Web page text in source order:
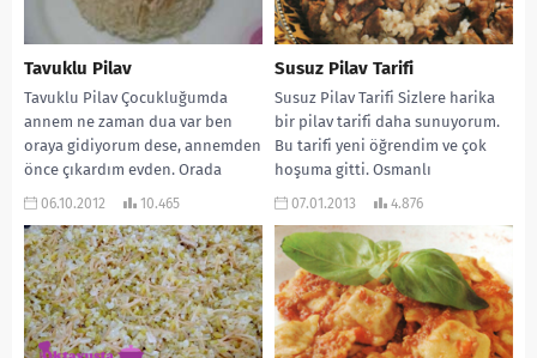
Tavuklu Pilav
Tavuklu Pilav Çocukluğumda
annem ne zaman dua var ben
oraya gidiyorum dese, annemden
önce çıkardım evden. Orada
yediğim pilav başka...
06.10.2012 10.465
Susuz Pilav Tarifi
Susuz Pilav Tarifi Sizlere harika
bir pilav tarifi daha sunuyorum.
Bu tarifi yeni öğrendim ve çok
hoşuma gitti. Osmanlı
mutfağından...
07.01.2013 4.876